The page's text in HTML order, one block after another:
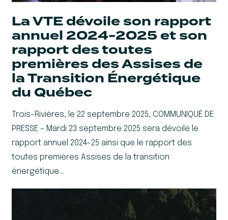
La VTE dévoile son rapport
annuel 2024-2025 et son
rapport des toutes
premières des Assises de
la Transition Énergétique
du Québec
Trois-Rivières, le 22 septembre 2025, COMMUNIQUÉ DE
PRESSE – Mardi 23 septembre 2025 sera dévoilé le
rapport annuel 2024-25 ainsi que le rapport des
toutes premières Assises de la transition
énergétique…